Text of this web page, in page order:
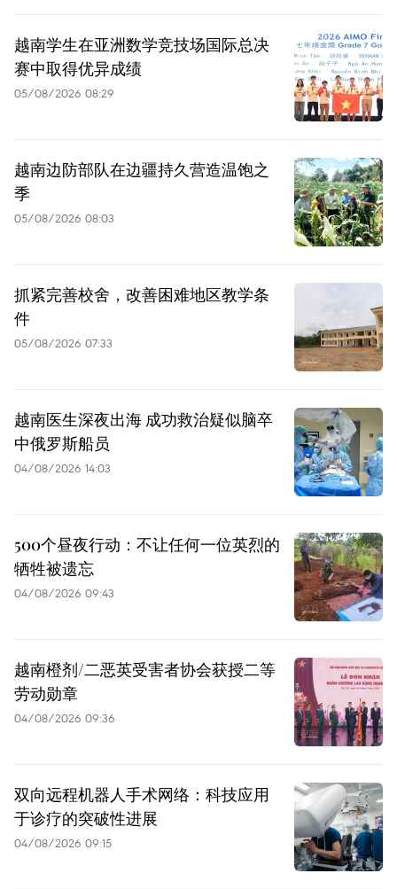
越南学生在亚洲数学竞技场国际总决
赛中取得优异成绩
05/08/2026 08:29
越南边防部队在边疆持久营造温饱之
季
05/08/2026 08:03
抓紧完善校舍，改善困难地区教学条
件
05/08/2026 07:33
越南医生深夜出海 成功救治疑似脑卒
中俄罗斯船员
04/08/2026 14:03
500个昼夜行动：不让任何一位英烈的
牺牲被遗忘
04/08/2026 09:43
越南橙剂/二恶英受害者协会获授二等
劳动勋章
04/08/2026 09:36
双向远程机器人手术网络：科技应用
于诊疗的突破性进展
04/08/2026 09:15